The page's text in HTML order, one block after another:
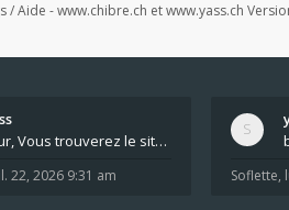
/ Aide - www.chibre.ch et www.yass.ch
Bonjour, Vous trouverez le site ici dans le foru
22, 2026 9:31 am Soflette,